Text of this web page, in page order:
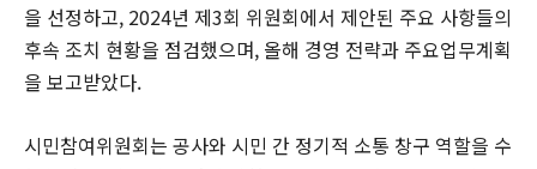
을 선정하고, 2024년 제3회 위원회에서 제안된 주요 사항들의
후속 조치 현황을 점검했으며, 올해 경영 전략과 주요업무계획
을 보고받았다.
시민참여위원회는 공사와 시민 간 정기적 소통 창구 역할을 수